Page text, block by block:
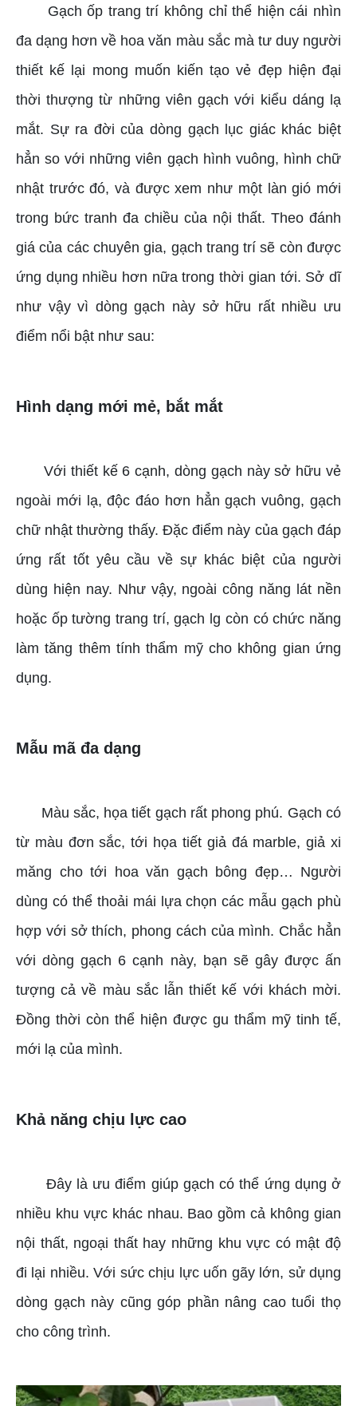
Gạch ốp trang trí không chỉ thể hiện cái nhìn
đa dạng hơn về hoa văn màu sắc mà tư duy người
thiết kế lại mong muốn kiến tạo vẻ đẹp hiện đại
thời thượng từ những viên gạch với kiểu dáng lạ
mắt. Sự ra đời của dòng gạch lục giác khác biệt
hẳn so với những viên gạch hình vuông, hình chữ
nhật trước đó, và được xem như một làn gió mới
trong bức tranh đa chiều của nội thất. Theo đánh
giá của các chuyên gia, gạch trang trí sẽ còn được
ứng dụng nhiều hơn nữa trong thời gian tới. Sở dĩ
như vậy vì dòng gạch này sở hữu rất nhiều ưu
điểm nổi bật như sau:
Hình dạng mới mẻ, bắt mắt
Với thiết kế 6 cạnh, dòng gạch này sở hữu vẻ
ngoài mới lạ, độc đáo hơn hẳn gạch vuông, gạch
chữ nhật thường thấy. Đặc điểm này của gạch đáp
ứng rất tốt yêu cầu về sự khác biệt của người
dùng hiện nay. Như vậy, ngoài công năng lát nền
hoặc ốp tường trang trí, gạch lg còn có chức năng
làm tăng thêm tính thẩm mỹ cho không gian ứng
dụng.
Mẫu mã đa dạng
Màu sắc, họa tiết gạch rất phong phú. Gạch có
từ màu đơn sắc, tới họa tiết giả đá marble, giả xi
măng cho tới hoa văn gạch bông đẹp… Người
dùng có thể thoải mái lựa chọn các mẫu gạch phù
hợp với sở thích, phong cách của mình. Chắc hẳn
với dòng gạch 6 cạnh này, bạn sẽ gây được ấn
tượng cả về màu sắc lẫn thiết kế với khách mời.
Đồng thời còn thể hiện được gu thẩm mỹ tinh tế,
mới lạ của mình.
Khả năng chịu lực cao
Đây là ưu điểm giúp gạch có thể ứng dụng ở
nhiều khu vực khác nhau. Bao gồm cả không gian
nội thất, ngoại thất hay những khu vực có mật độ
đi lại nhiều. Với sức chịu lực uốn gãy lớn, sử dụng
dòng gạch này cũng góp phần nâng cao tuổi thọ
cho công trình.